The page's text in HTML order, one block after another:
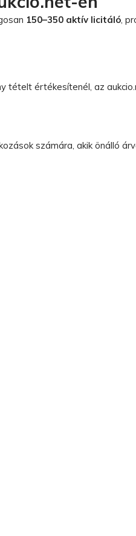
150–350 aktív licitáló,
tételt értékesítenél, az
számára, akik önálló